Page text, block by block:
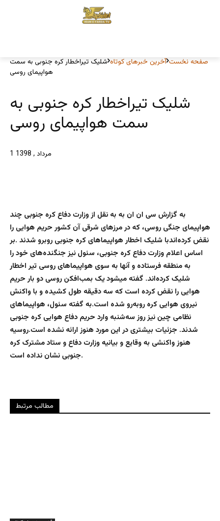
صفحه نخست آخرین خبرهای کوتاه شلیک تیراخطار کره جنوبی به سمت
هواپیمای روسی
شلیک تیراخطار کره جنوبی به
سمت هواپیمای روسی
1 مرداد , 1398
به گزارش سی ان ان به به نقل از وزارت دفاع کره جنوبی چند
هواپیمای جنگی روسی، که در مرزهای شرقی آن کشور حریم هوایی را
نقض کرده‌اندبا شلیک اخطار هواپیماهای کره جنوبی روبرو شدند .بر
اساس اعلام وزارت دفاع کره جنوبی، سئول نیز جنگنده‌های خود را
به منطقه فرستاده و آنها به سوی هواپیماهای روسی تیر اخطار
شلیک کرده‌اند. گفته میشود یک بمب‌افکن روسی دو بار حریم
هوایی را نقض کرده‌ است که سه دقیقه طول کشیده و با واکنش
نیروی هوایی کره روبه‌رو شده‌ است.به گفته سئول، هواپیماهای
نظامی چین نیز روز سه‌شنبه وارد حریم دفاع هوایی کره جنوبی
شدند. جزئیات بیشتری در این مورد هنوز ارائه نشده‌ است.روسیه
هنوز واکنشی به وقایع و بیانیه وزارت دفاع و ستاد مشترک کره
جنوبی نشان نداده‌ است.
مطالب مرتبط